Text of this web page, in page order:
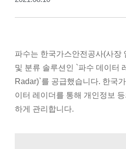
파수는 한국가스안전공사(사장
및 분류 솔루션인 `파수 데이터
Radar)`를 공급했습니다. 한국
이터 레이더를 통해 개인정보
하게 관리합니다.